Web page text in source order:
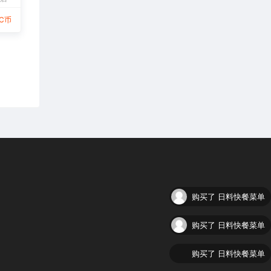
币
购买了 日料快餐菜单
购买了 日料快餐菜单
购买了 日料快餐菜单